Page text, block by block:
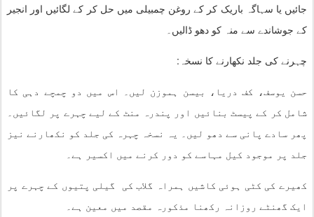
جائیں یا سہاگہ باریک کر کے روغن چمبیلی میں حل کر کے لگائیں اور انجیر
کے جوشاندے سے منہ کو دھو ڈالیں۔
چہرنے کی جلد نکھارنے کا نسخہ:
حسن یوسف، کف دریا، بیسن ہموزن لیں۔ اس میں دو چمچے دہی کا
شامل کر کے پیسٹ بنائیں اور پندرہ منٹ کے لیے چہرے پر لگائیں۔
پھر سادے پانی سے دھو لیں۔ یہ نسخہ چہرہ کی جلد کو نکھارنے نیز
جلد پر موجود کیل مہاسے کو دور کرنے میں اکسیر ہے۔
کھیرے کی کٹی ہوئی کاشیں ہمراہ گلاب کی گیلی پتیوں کے چہرے پر
ایک گھنٹے روزانہ رکھنا مذکورہ مقصد میں معین ہے۔